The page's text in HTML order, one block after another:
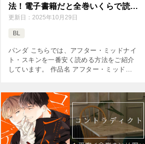
法！電子書籍だと全巻いくらで読め
る？
更新日： 2025年10月29日
BL
パンダ こちらでは、アフター・ミッドナイ
ト・スキンを一番安く読める方法をご紹介
しています。 作品名 アフター・ミッドナ
年8月現在) […]